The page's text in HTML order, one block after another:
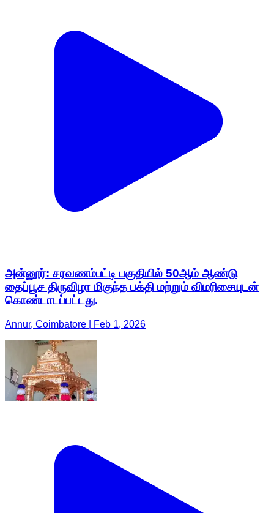
அன்னூர்: சரவணம்பட்டி பகுதியில் 50ஆம் ஆண்டு
தைப்பூச திருவிழா மிகுந்த பக்தி மற்றும் விமரிசையுடன்
கொண்டாடப்பட்டது.
Annur, Coimbatore | Feb 1, 2026